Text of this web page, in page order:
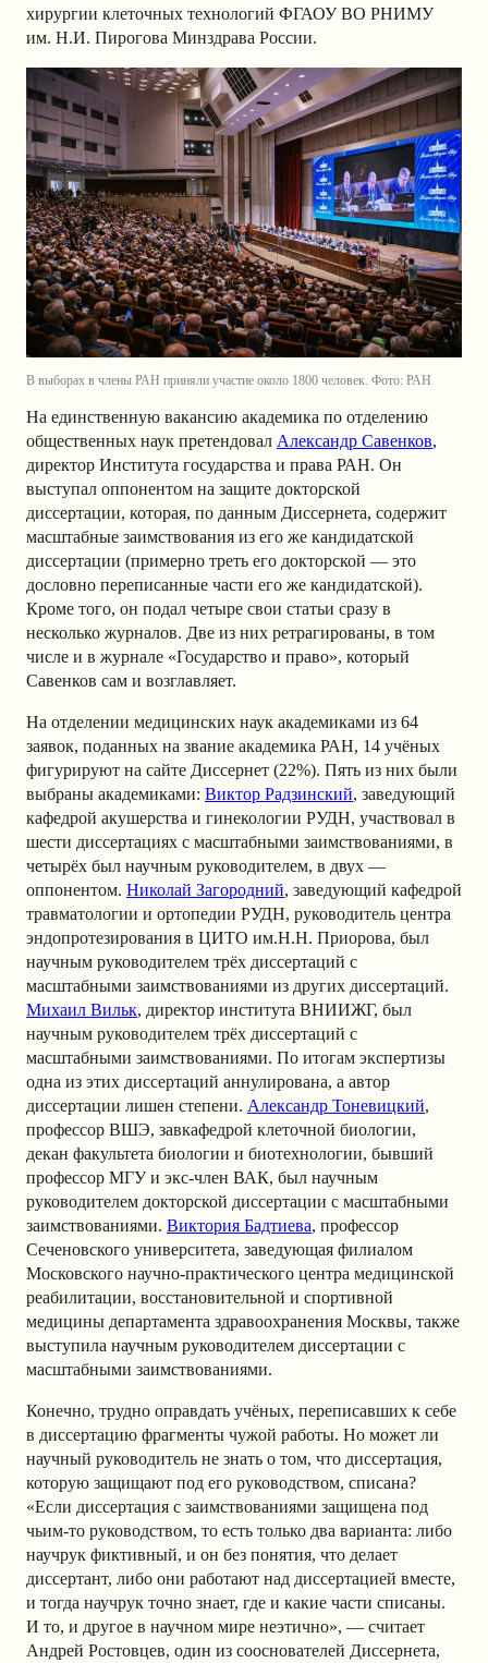
хирургии клеточных технологий ФГАОУ ВО РНИМУ
им. Н.И. Пирогова Минздрава России.
В выборах в члены РАН приняли участие около 1800 человек. Фото: РАН
На единственную вакансию академика по отделению
общественных наук претендовал Александр Савенков,
директор Института государства и права РАН. Он
выступал оппонентом на защите докторской
диссертации, которая, по данным Диссернета, содержит
масштабные заимствования из его же кандидатской
диссертации (примерно треть его докторской — это
дословно переписанные части его же кандидатской).
Кроме того, он подал четыре свои статьи сразу в
несколько журналов. Две из них ретрагированы, в том
числе и в журнале «Государство и право», который
Савенков сам и возглавляет.
На отделении медицинских наук академиками из 64
заявок, поданных на звание академика РАН, 14 учёных
фигурируют на сайте Диссернет (22%). Пять из них были
выбраны академиками: Виктор Радзинский, заведующий
кафедрой акушерства и гинекологии РУДН, участвовал в
шести диссертациях с масштабными заимствованиями, в
четырёх был научным руководителем, в двух —
оппонентом. Николай Загородний, заведующий кафедрой
травматологии и ортопедии РУДН, руководитель центра
эндопротезирования в ЦИТО им.Н.Н. Приорова, был
научным руководителем трёх диссертаций с
масштабными заимствованиями из других диссертаций.
Михаил Вильк, директор института ВНИИЖГ, был
научным руководителем трёх диссертаций с
масштабными заимствованиями. По итогам экспертизы
одна из этих диссертаций аннулирована, а автор
диссертации лишен степени. Александр Тоневицкий,
профессор ВШЭ, завкафедрой клеточной биологии,
декан факультета биологии и биотехнологии, бывший
профессор МГУ и экс-член ВАК, был научным
руководителем докторской диссертации с масштабными
заимствованиями. Виктория Бадтиева, профессор
Сеченовского университета, заведующая филиалом
Московского научно-практического центра медицинской
реабилитации, восстановительной и спортивной
медицины департамента здравоохранения Москвы, также
выступила научным руководителем диссертации с
масштабными заимствованиями.
Конечно, трудно оправдать учёных, переписавших к себе
в диссертацию фрагменты чужой работы. Но может ли
научный руководитель не знать о том, что диссертация,
которую защищают под его руководством, списана?
«Если диссертация с заимствованиями защищена под
чьим-то руководством, то есть только два варианта: либо
научрук фиктивный, и он без понятия, что делает
диссертант, либо они работают над диссертацией вместе,
и тогда научрук точно знает, где и какие части списаны.
И то, и другое в научном мире неэтично», — считает
Андрей Ростовцев, один из сооснователей Диссернета,